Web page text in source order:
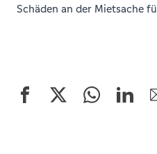
Schäden an der Mietsache